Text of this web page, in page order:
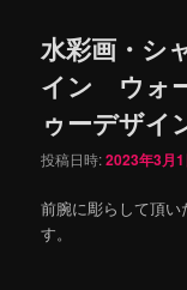
水彩画・シ
イン ウォ
ゥーデザイ
投稿日時:2023年3月1
前腕に彫らして頂
す。